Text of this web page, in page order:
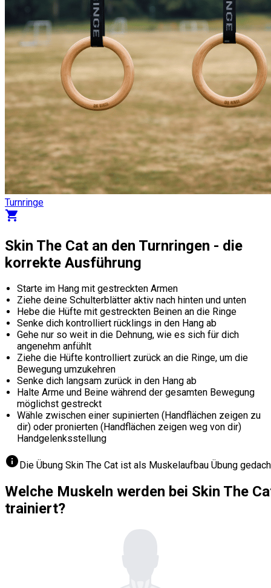
Turnringe
shopping_cart
Skin The Cat an den Turnringen - die
korrekte Ausführung
Starte im Hang mit gestreckten Armen
Ziehe deine Schulterblätter aktiv nach hinten und unten
Hebe die Hüfte mit gestreckten Beinen an die Ringe
Senke dich kontrolliert rücklings in den Hang ab
Gehe nur so weit in die Dehnung, wie es sich für dich
angenehm anfühlt
Ziehe die Hüfte kontrolliert zurück an die Ringe, um die
Bewegung umzukehren
Senke dich langsam zurück in den Hang ab
Halte Arme und Beine während der gesamten Bewegung
möglichst gestreckt
Wähle zwischen einer supinierten (Handflächen zeigen zu
dir) oder pronierten (Handflächen zeigen weg von dir)
Handgelenksstellung
info Die Übung Skin The Cat ist als Muskelaufbau Übung
Welche Muskeln werden bei Skin The
trainiert?